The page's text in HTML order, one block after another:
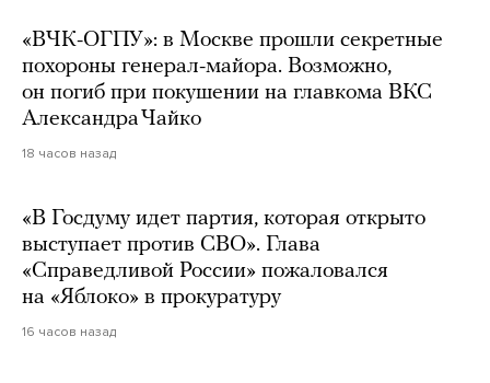
«ВЧК-ОГПУ»: в Москве прошли секретные
похороны генерал-майора. Возможно,
он погиб при покушении на главкома ВКС
Александра Чайко
18 часов назад
«В Госдуму идет партия, которая открыто
выступает против СВО». Глава
«Справедливой России» пожаловался
на «Яблоко» в прокуратуру
16 часов назад